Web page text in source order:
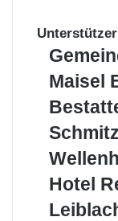
Unterstützer
Gemeinde
Maisel
GmbH
Maisel
Bestatter
Schmitzer
GmbH
Wellenhof
Hotel
Schönblick
Hotel
Leiblachtal